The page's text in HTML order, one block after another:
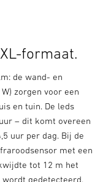
formaat.
de wand- en
zorgen voor een
en tuin. De leds
– dit komt overeen
uur per dag. Bij de
met een
tot 12 m het
gedetecteerd.